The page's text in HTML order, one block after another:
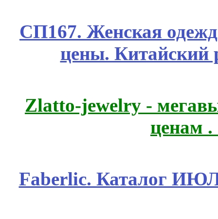
СП167. Женская
цены. Китайский
Zlatto-jewelry -
ценам
Faberlic. Каталог